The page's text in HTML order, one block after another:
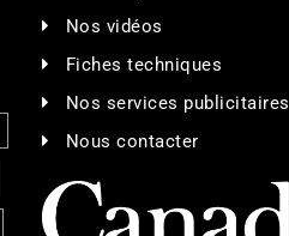
Nos vidéos
Fiches techniques
Nos services publicitaires
Nous contacter